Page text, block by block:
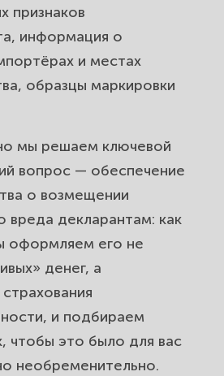
признаков
информация о
и местах
образцы маркировки
мы решаем ключевой
вопрос — обеспечение
о возмещении
вреда декларантам: как
оформляем его не
денег, а
и подбираем
чтобы это было для вас
необременительно.